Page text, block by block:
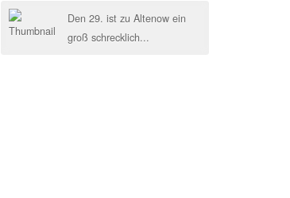
Den 29. ist zu Altenow ein
groß schrecklich...